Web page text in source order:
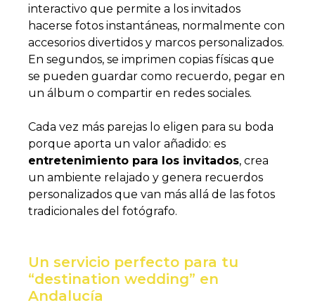
interactivo que permite a los invitados
hacerse fotos instantáneas, normalmente con
accesorios divertidos y marcos personalizados.
En segundos, se imprimen copias físicas que
se pueden guardar como recuerdo, pegar en
un álbum o compartir en redes sociales.
Cada vez más parejas lo eligen para su boda
porque aporta un valor añadido: es
entretenimiento para los invitados, crea
un ambiente relajado y genera recuerdos
personalizados que van más allá de las fotos
tradicionales del fotógrafo.
Un servicio perfecto para tu
“destination wedding” en
Andalucía